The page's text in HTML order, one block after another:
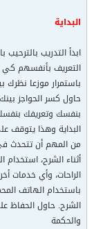
البداية
ابدأ التدريب
التعريف بأنفسهم كي
باستمرار موزعا
حاول كسر الحواجز
بنفسك وتعريفك
البداية وهذا يتوقف
من المهم أن تتحدث
أثناء الشرح،
الراحات، وأي خدمات
باستخدام الهاتف
الشرح. حاول الحفاظ
والحكمة